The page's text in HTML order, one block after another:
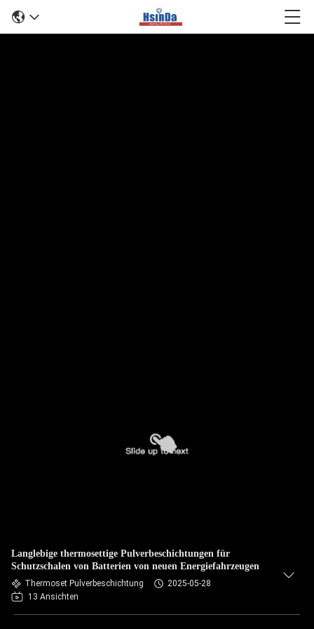
Langlebige thermosettige Pulverbeschichtungen für
Schutzschalen von Batterien von neuen Energiefahrzeugen
Thermoset Pulverbeschichtung
2025-05-28
13 Ansichten